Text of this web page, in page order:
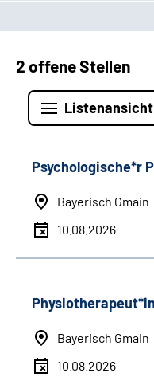
2 offene Stellen
Listenansicht
Psychologische*r
Bayerisch Gmain
10.08.2026
Physiotherapeut*in
Bayerisch Gmain
10.08.2026